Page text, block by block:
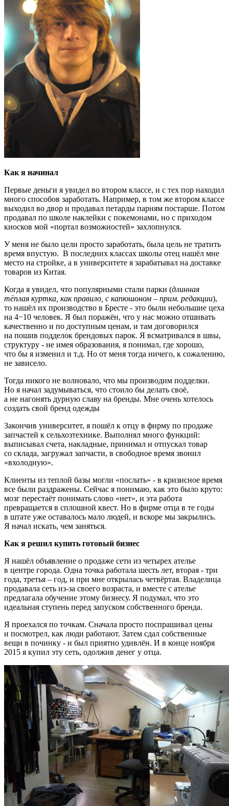
Как я начинал
Первые деньги я увидел во втором классе, и с тех пор находил
много способов заработать. Например, в том же втором классе
выходил во двор и продавал петарды парням постарше. Потом
продавал по школе наклейки с покемонами, но с приходом
киосков мой «портал возможностей» захлопнулся.
У меня не было цели просто заработать, была цель не тратить
время впустую. В последних классах школы отец нашёл мне
место на стройке, а в университете я зарабатывал на доставке
товаров из Китая.
Когда я увидел, что популярными стали парки (длинная
тёплая куртка, как правило, с капюшоном – прим. редакции),
то нашёл их производство в Бресте - это были небольшие цеха
на 4−10 человек. Я был поражён, что у нас можно отшивать
качественно и по доступным ценам, и там договорился
на пошив подделок брендовых парок. Я всматривался в швы,
структуру - не имея образования, я понимал, где хорошо,
что бы я изменил и т.д. Но от меня тогда ничего, к сожалению,
не зависело.
Тогда никого не волновало, что мы производим подделки.
Но я начал задумываться, что стоило бы делать своё,
а не нагонять дурную славу на бренды. Мне очень хотелось
создать свой бренд одежды
Закончив университет, я пошёл к отцу в фирму по продаже
запчастей к сельхозтехнике. Выполнял много функций:
выписывал счета, накладные, принимал и отпускал товар
со склада, загружал запчасти, в свободное время звонил
«вхолодную».
Клиенты из теплой базы могли «послать» - в кризисное время
все были раздражены. Сейчас я понимаю, как это было круто:
мозг перестаёт понимать слово «нет», и эта работа
превращается в сплошной квест. Но в фирме отца в те годы
в штате уже оставалось мало людей, и вскоре мы закрылись.
Я начал искать, чем заняться.
Как я решил купить готовый бизнес
Я нашёл объявление о продаже сети из четырех ателье
в центре города. Одна точка работала шесть лет, вторая - три
года, третья – год, и при мне открылась четвёртая. Владелица
продавала сеть из-за своего возраста, и вместе с ателье
предлагала обучение этому бизнесу. Я подумал, что это
идеальная ступень перед запуском собственного бренда.
Я проехался по точкам. Сначала просто поспрашивал цены
и посмотрел, как люди работают. Затем сдал собственные
вещи в починку - и был приятно удивлён. И в конце ноября
2015 я купил эту сеть, одолжив денег у отца.